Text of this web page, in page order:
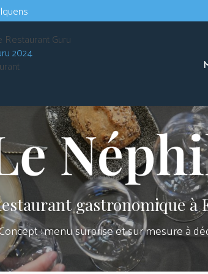
2024
gastronomique à
: menu surprise et sur mesure à